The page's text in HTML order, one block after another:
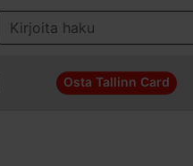
Osta Tallinn Card